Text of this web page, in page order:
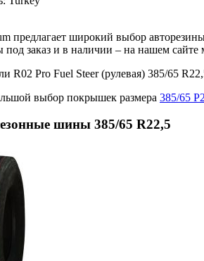
предлагает широкий выбор
под заказ и в наличии – на нашем
R02 Pro Fuel Steer (рулевая) 385/65
выбор покрышек размера 385/65
шины 385/65 R22,5